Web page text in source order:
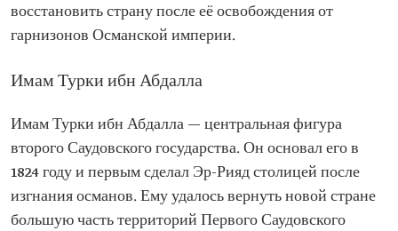
восстановить страну после её освобождения от
гарнизонов Османской империи.
Имам Турки ибн Абдалла
Имам Турки ибн Абдалла — центральная фигура
второго Саудовского государства. Он основал его в
1824 году и первым сделал Эр-Рияд столицей после
изгнания османов. Ему удалось вернуть новой стране
большую часть территорий Первого Саудовского